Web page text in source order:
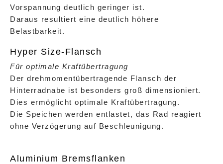
Vorspannung deutlich geringer ist.
Daraus resultiert eine deutlich höhere
Belastbarkeit.
Hyper Size-Flansch
Für optimale Kraftübertragung
Der drehmomentübertragende Flansch der
Hinterradnabe ist besonders groß dimensioniert.
Dies ermöglicht optimale Kraftübertragung.
Die Speichen werden entlastet, das Rad reagiert
ohne Verzögerung auf Beschleunigung.
Aluminium Bremsflanken